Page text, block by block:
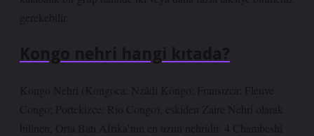
gerekebilir.
Kongo nehri hangi kıtada?
Kongo Nehri (Kongoca: Nzâdi Kôngo; Fransızca: Fleuve
Congo; Portekizce: Rio Congo), eskiden Zaire Nehri olarak
bilinen, Orta Batı Afrika’nın en uzun nehridir. 4 Chambeshi